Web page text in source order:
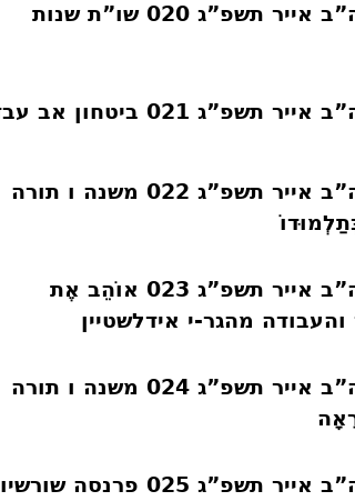
שיעורים בארה”ב אייר תשפ”ג 020 שו”ת שנות
021 ביטחון אב עבד
שיעורים בארה”ב אייר תשפ”ג 022 משנה ו תורה
שיעורים בארה”ב אייר תשפ”ג 023 אוֹהֵב אֶת
מהגר-י אידלשטיין
שיעורים בארה”ב אייר תשפ”ג 024 משנה ו תורה
שיעורים בארה”ב אייר תשפ”ג 025 פרנסה שורשיו